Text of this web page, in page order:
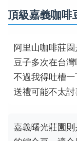
頂級嘉義咖啡
阿里山咖啡莊
豆子多次在台灣
不過我得吐槽
送禮可能不太討
嘉義曙光莊園